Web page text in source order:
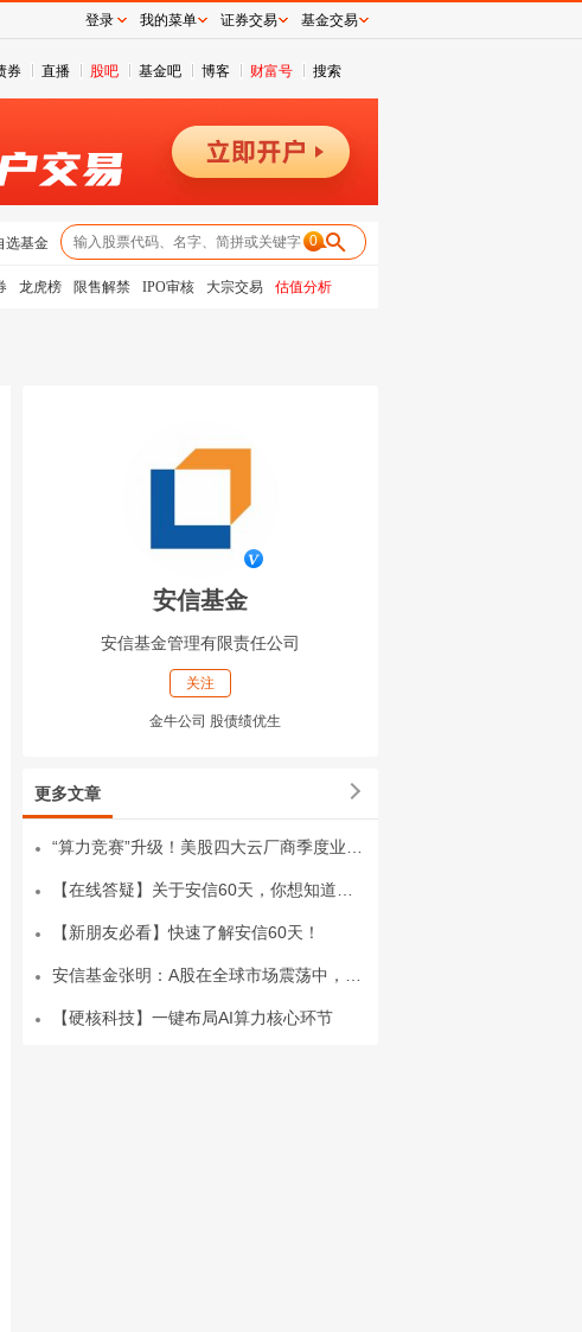
券 直播 股吧 基金吧 博客 财富号 搜索
选基金 0
龙虎榜 限售解禁 IPO审核 大宗交易 估值分析
安信基金
安信基金管理有限责任公司
关注
金牛公司 股债绩优生
更多文章
【新朋友必看】快速了解安信60天！
【硬核科技】一键布局AI算力核心环节
登录 我的菜单 证券交易 基金交易